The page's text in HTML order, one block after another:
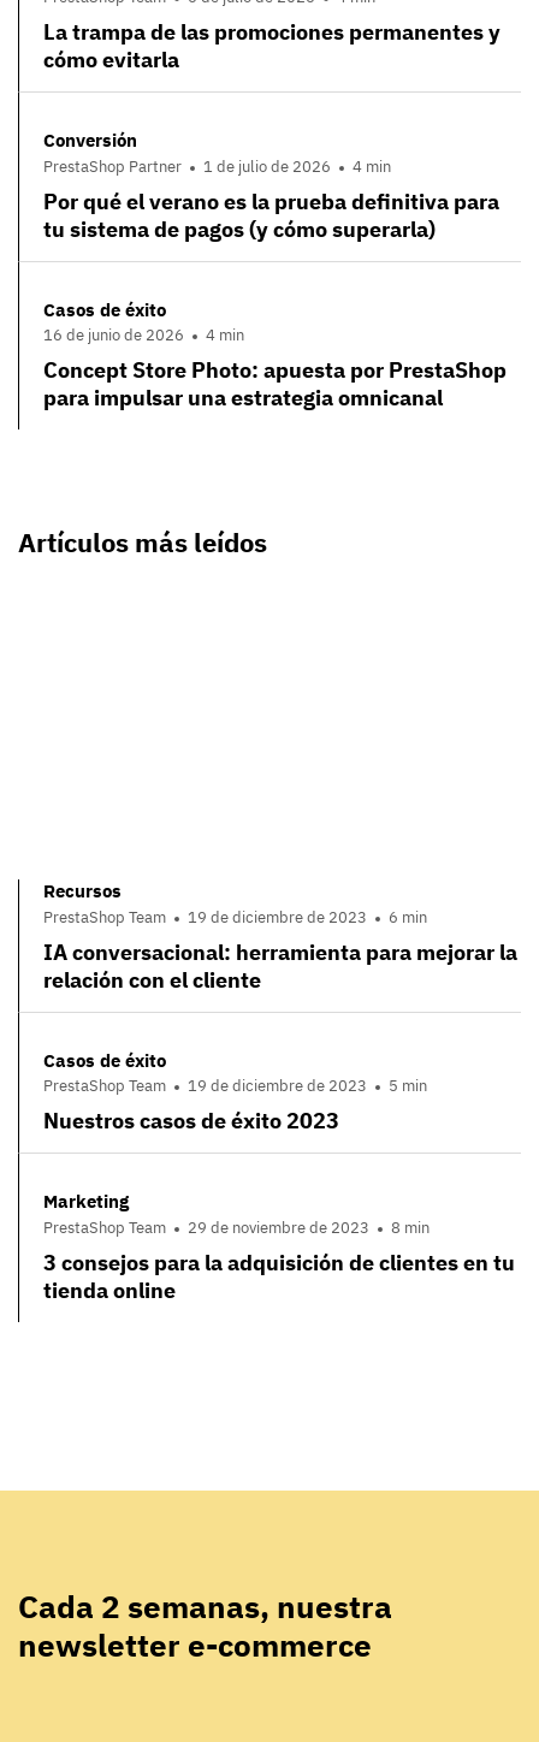
La trampa de las promociones permanentes y
cómo evitarla
Conversión
PrestaShop Partner 1 de julio de 2026 4 min
Por qué el verano es la prueba definitiva para
tu sistema de pagos (y cómo superarla)
Casos de éxito
16 de junio de 2026 4 min
Concept Store Photo: apuesta por PrestaShop
para impulsar una estrategia omnicanal
Artículos más leídos
Recursos
PrestaShop Team 19 de diciembre de 2023 6 min
IA conversacional: herramienta para mejorar la
relación con el cliente
Casos de éxito
PrestaShop Team 19 de diciembre de 2023 5 min
Nuestros casos de éxito 2023
Marketing
PrestaShop Team 29 de noviembre de 2023 8 min
3 consejos para la adquisición de clientes en tu
tienda online
Cada 2 semanas, nuestra
newsletter e-commerce